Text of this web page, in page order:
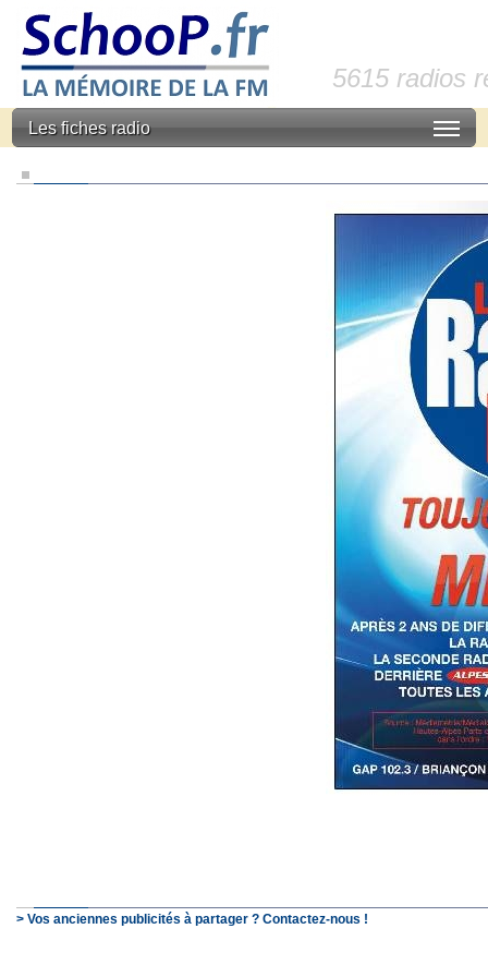
5615 radios
Les fiches radio
> Vos anciennes publicités à partager ? Contactez-nous !